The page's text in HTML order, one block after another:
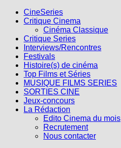
CineSeries
Critique Cinema
Cinéma Classique
Critique Series
Interviews/Rencontres
Festivals
Histoire(s) de cinéma
Top Films et Séries
MUSIQUE FILMS SERIES
SORTIES CINE
Jeux-concours
La Rédaction
Edito Cinema du mois
Recrutement
Nous contacter